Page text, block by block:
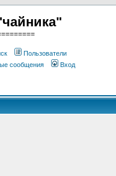
Пользователи
сообщения Вход